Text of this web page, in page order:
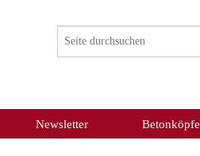
Newsletter Betonköpfe